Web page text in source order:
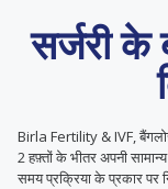
सर्जरी के
Birla Fertility & IVF,
2 हफ़्तों के भीतर अपनी
समय प्रक्रिया के प्रकार पर